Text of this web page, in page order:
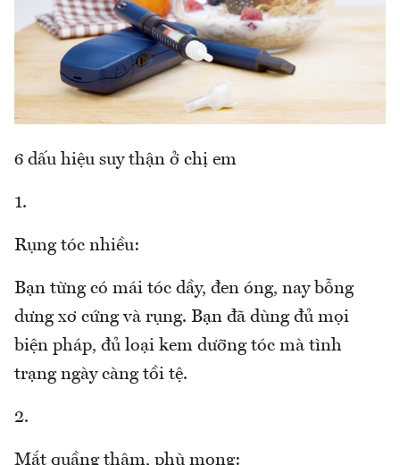
6 dấu hiệu suy thận ở chị em
1.
Rụng tóc nhiều:
Bạn từng có mái tóc dầy, đen óng, nay bỗng
dưng xơ cứng và rụng. Bạn đã dùng đủ mọi
biện pháp, đủ loại kem dưỡng tóc mà tình
trạng ngày càng tồi tệ.
2.
Mắt quầng thâm, phù mọng: